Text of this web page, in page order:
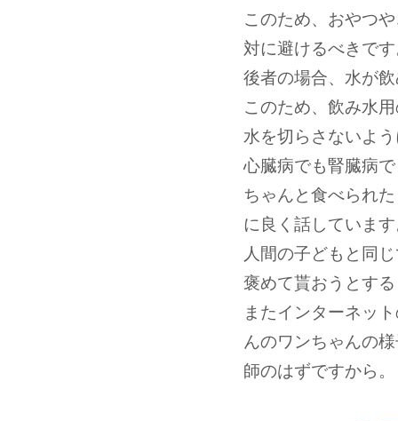
このため、おやつ
対に避けるべきで
後者の場合、水が
このため、飲み水
水を切らさないよ
心臓病でも腎臓病
ちゃんと食べられ
に良く話していま
人間の子どもと同
褒めて貰おうとす
またインターネッ
んのワンちゃんの
師のはずですから。